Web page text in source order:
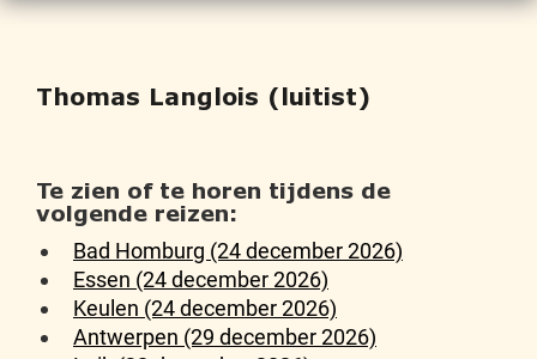
Thomas Langlois (luitist)
Te zien of te horen tijdens de
volgende reizen:
Bad Homburg (24 december 2026)
Essen (24 december 2026)
Keulen (24 december 2026)
Antwerpen (29 december 2026)